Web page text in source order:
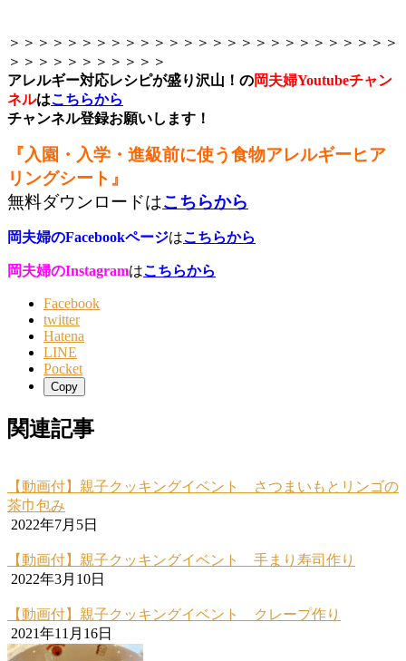
＞＞＞＞＞＞＞＞＞＞＞＞＞＞＞＞＞＞＞＞＞＞＞＞＞＞＞
＞＞＞＞＞＞＞＞＞＞＞
アレルギー対応レシピが盛り沢山！の岡夫婦Youtubeチャン
ネルはこちらから
チャンネル登録お願いします！
『入園・入学・進級前に使う食物アレルギーヒア
リングシート』
無料ダウンロードはこちらから
岡夫婦のFacebookページはこちらから
岡夫婦のInstagramはこちらから
Facebook
twitter
Hatena
LINE
Pocket
Copy
関連記事
【動画付】親子クッキングイベント さつまいもとリンゴの
茶巾包み
2022年7月5日
【動画付】親子クッキングイベント 手まり寿司作り
2022年3月10日
【動画付】親子クッキングイベント クレープ作り
2021年11月16日